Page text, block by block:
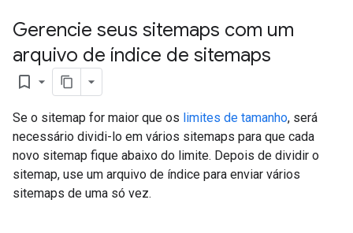
Gerencie seus sitemaps com um
arquivo de índice de sitemaps
bookmark_border
Se o sitemap for maior que os limites de tamanho, será
necessário dividi-lo em vários sitemaps para que cada
novo sitemap fique abaixo do limite. Depois de dividir o
sitemap, use um arquivo de índice para enviar vários
sitemaps de uma só vez.